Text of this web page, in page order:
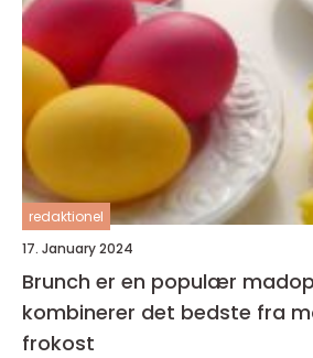
redaktionel
17. January 2024
Brunch er en populær
kombinerer det bedste fra
frokost